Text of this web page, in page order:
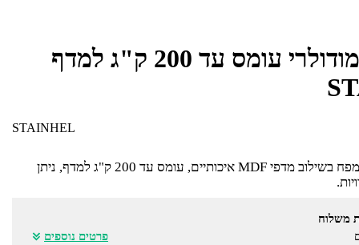
כוננית 5 מדפים מודולרי עומס עד 200 ק"ג למדף
STAINHEL
כוננית בעלת 5 מדפים מודולרי מפח בשילוב מדפי MDF איכותיים, עומס עד 200 ק"ג למדף, ניתן
משלוח
פרטים נוספים